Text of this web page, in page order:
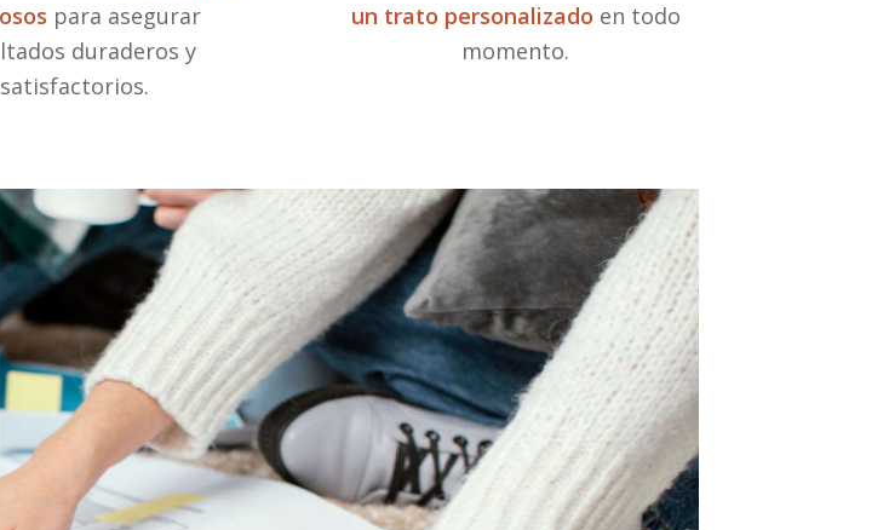
para asegurar
duraderos y
satisfactorios.
un trato personalizado en todo
momento.